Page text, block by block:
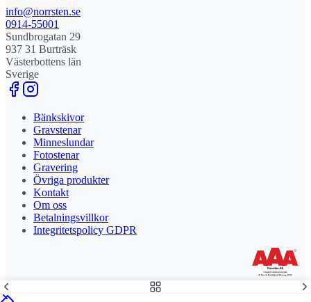
info@norrsten.se
0914-55001
Sundbrogatan 29
937 31 Burträsk
Västerbottens län
Sverige
Bänkskivor
Gravstenar
Minneslundar
Fotostenar
Gravering
Övriga produkter
Kontakt
Om oss
Betalningsvillkor
Integritetspolicy GDPR
Stolt leverantör och delägare till Steny AB